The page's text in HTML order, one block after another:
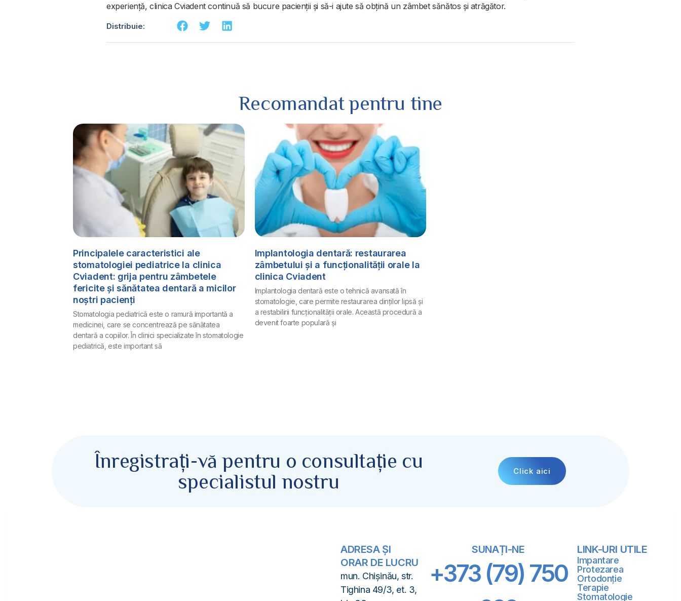
experiență, clinica Cviadent continuă să bucure pacienții și să-i ajute să obțină un zâmbet sănătos și atrăgător.
Distribuie:
Recomandat pentru tine
Principalele caracteristici ale
stomatologiei pediatrice la clinica
Cviadent: grija pentru zâmbetele
fericite și sănătatea dentară a micilor
noștri pacienți
Stomatologia pediatrică este o ramură importantă a
medicinei, care se concentrează pe sănătatea
dentară a copiilor. În clinici specializate în stomatologie
pediatrică, este important să
Implantologia dentară: restaurarea
zâmbetului și a funcționalității orale la
clinica Cviadent
Implantologia dentară este o tehnică avansată în
stomatologie, care permite restaurarea dinților lipsă și
a restabilirii funcționalității orale. Această procedură a
devenit foarte populară și
Înregistrați-vă pentru o consultație cu
specialistul nostru
Click aici
ADRESA ȘI
ORAR DE LUCRU
mun. Chișinău, str.
Tighina 49/3, et. 3,
SUNAȚI-NE
+373 (79) 750
LINK-URI UTILE
Impantare
Protezarea
Ortodonție
Terapie
Stomatologie